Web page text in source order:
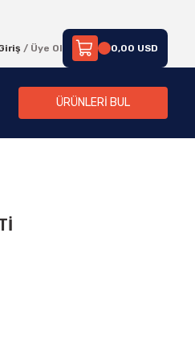
/ Üye Ol 0,00 USD
ÜRÜNLERİ BUL